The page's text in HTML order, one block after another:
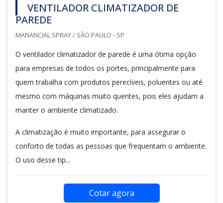
VENTILADOR CLIMATIZADOR DE
PAREDE
MANANCIAL SPRAY / SÃO PAULO - SP
O ventilador climatizador de parede é uma ótima opção
para empresas de todos os portes, principalmente para
quem trabalha com produtos perecíveis, poluentes ou até
mesmo com máquinas muito quentes, pois eles ajudam a
manter o ambiente climatizado.
A climatização é muito importante, para assegurar o
conforto de todas as pessoas que frequentam o ambiente.
O uso desse tip...
Cotar agora